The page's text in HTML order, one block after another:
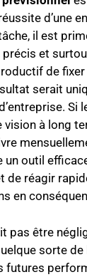
d’une
il est
et
de
serait
Si
vision à long
un outil
de réagir
en
pas être
sorte de
futures